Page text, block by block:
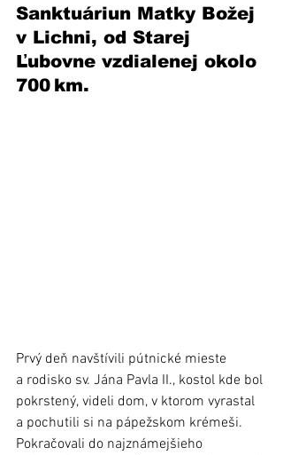
Sanktuáriun Matky Božej
v Lichni, od Starej
Ľubovne vzdialenej okolo
700 km.
Prvý deň navštívili pútnické mieste
a rodisko sv. Jána Pavla II., kostol kde bol
pokrstený, videli dom, v ktorom vyrastal
a pochutili si na pápežskom krémeši.
Pokračovali do najznámejšieho